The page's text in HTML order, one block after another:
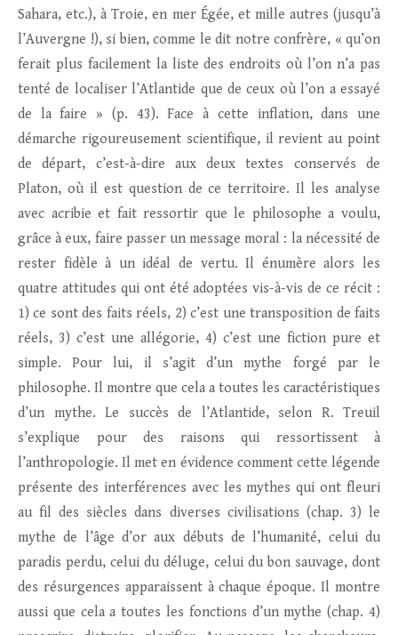
Sahara, etc.), à Troie, en mer Égée, et mille autres (jusqu’à
l’Auvergne !), si bien, comme le dit notre confrère, « qu’on
ferait plus facilement la liste des endroits où l’on n’a pas
tenté de localiser l’Atlantide que de ceux où l’on a essayé
de la faire » (p. 43). Face à cette inflation, dans une
démarche rigoureusement scientifique, il revient au point
de départ, c’est-à-dire aux deux textes conservés de
Platon, où il est question de ce territoire. Il les analyse
avec acribie et fait ressortir que le philosophe a voulu,
grâce à eux, faire passer un message moral : la nécessité de
rester fidèle à un idéal de vertu. Il énumère alors les
quatre attitudes qui ont été adoptées vis-à-vis de ce récit :
1) ce sont des faits réels, 2) c’est une transposition de faits
réels, 3) c’est une allégorie, 4) c’est une fiction pure et
simple. Pour lui, il s’agit d’un mythe forgé par le
philosophe. Il montre que cela a toutes les caractéristiques
d’un mythe. Le succès de l’Atlantide, selon R. Treuil
s’explique pour des raisons qui ressortissent à
l’anthropologie. Il met en évidence comment cette légende
présente des interférences avec les mythes qui ont fleuri
au fil des siècles dans diverses civilisations (chap. 3) le
mythe de l’âge d’or aux débuts de l’humanité, celui du
paradis perdu, celui du déluge, celui du bon sauvage, dont
des résurgences apparaissent à chaque époque. Il montre
aussi que cela a toutes les fonctions d’un mythe (chap. 4)